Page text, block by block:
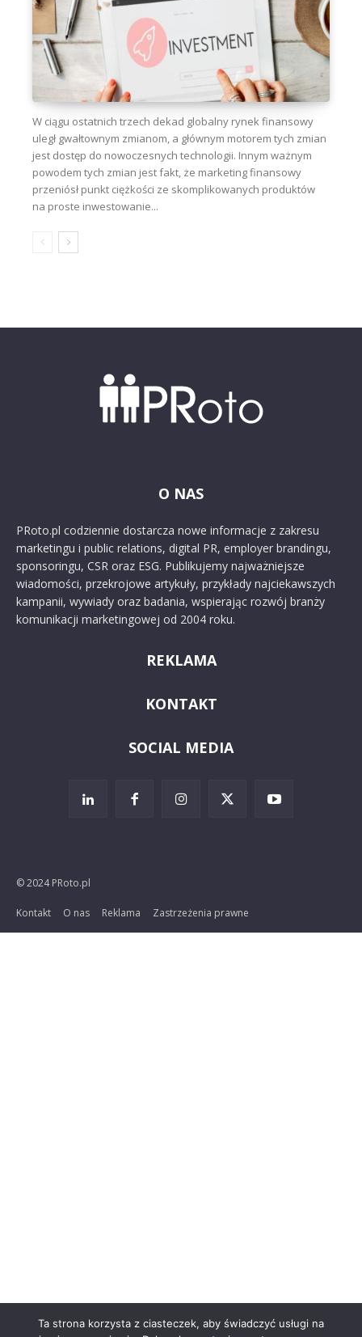
W ciągu ostatnich trzech dekad globalny rynek finansowy
uległ gwałtownym zmianom, a głównym motorem tych zmian
jest dostęp do nowoczesnych technologii. Innym ważnym
powodem tych zmian jest fakt, że marketing finansowy
przeniósł punkt ciężkości ze skomplikowanych produktów
na proste inwestowanie...
O NAS
PRoto.pl codziennie dostarcza nowe informacje z zakresu
marketingu i public relations, digital PR, employer brandingu,
sponsoringu, CSR oraz ESG. Publikujemy najważniejsze
wiadomości, przekrojowe artykuły, przykłady najciekawszych
kampanii, wywiady oraz badania, wspierając rozwój branży
komunikacji marketingowej od 2004 roku.
REKLAMA
KONTAKT
SOCIAL MEDIA
© 2024 PRoto.pl
Kontakt O nas Reklama Zastrzeżenia prawne
Ta strona korzysta z ciasteczek, aby świadczyć usługi na